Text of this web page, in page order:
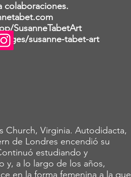
colaboraciones.
SusanneTabetArt
susanne-tabet-art
Church, Virginia. Autodidacta,
de Londres encendió su
estudiando y
y, a lo largo de los años,
en la forma femenina a la que